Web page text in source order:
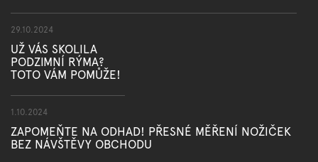
29.10.2024
UŽ VÁS SKOLILA
PODZIMNÍ RÝMA?
TOTO VÁM POMŮŽE!
1.10.2024
ZAPOMEŇTE NA ODHAD! PŘESNÉ MĚŘENÍ NOŽIČEK
BEZ NÁVŠTĚVY OBCHODU